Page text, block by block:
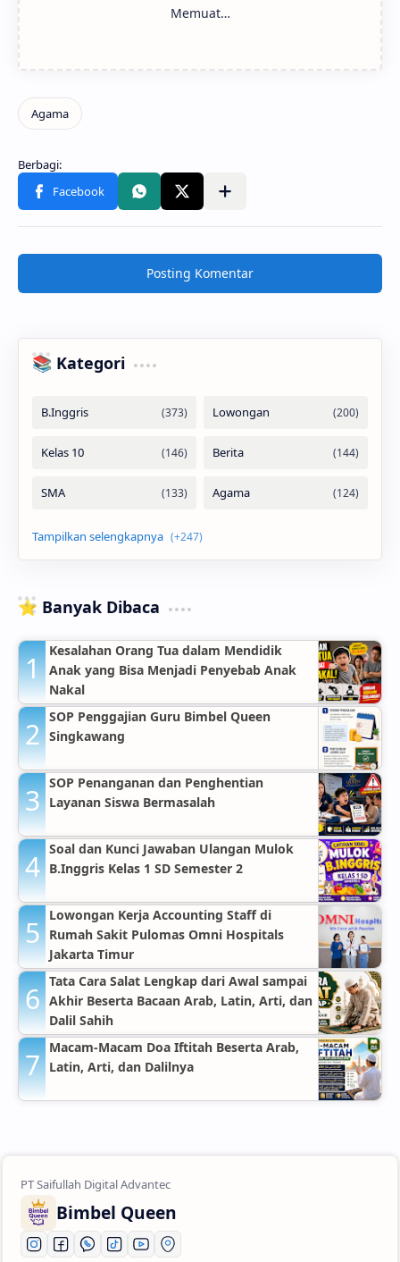
Posting Komentar
📚 Kategori
⭐ Banyak Dibaca
Kesalahan Orang Tua dalam Mendidik
Anak yang Bisa Menjadi Penyebab Anak
Nakal
SOP Penggajian Guru Bimbel Queen
Singkawang
SOP Penanganan dan Penghentian
Layanan Siswa Bermasalah
Soal dan Kunci Jawaban Ulangan Mulok
B.Inggris Kelas 1 SD Semester 2
Lowongan Kerja Accounting Staff di
Rumah Sakit Pulomas Omni Hospitals
Jakarta Timur
Tata Cara Salat Lengkap dari Awal sampai
Akhir Beserta Bacaan Arab, Latin, Arti, dan
Dalil Sahih
Macam-Macam Doa Iftitah Beserta Arab,
Latin, Arti, dan Dalilnya
Bimbel Queen